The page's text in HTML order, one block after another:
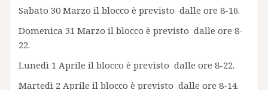
Sabato 30 Marzo il blocco è previsto dalle ore 8-16.
Domenica 31 Marzo il blocco è previsto dalle ore 8-
22.
Lunedì 1 Aprile il blocco è previsto dalle ore 8-22.
Martedì 2 Aprile il blocco è previsto dalle ore 8-14.